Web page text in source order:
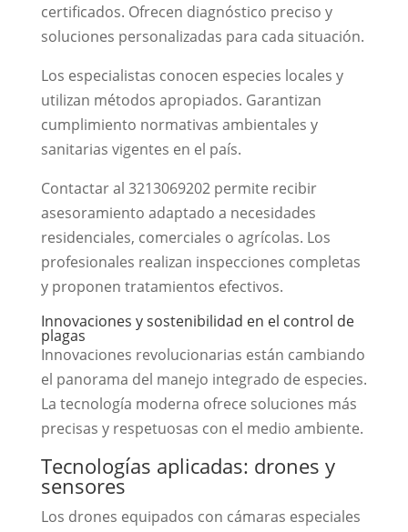
certificados. Ofrecen diagnóstico preciso y
soluciones personalizadas para cada situación.
Los especialistas conocen especies locales y
utilizan métodos apropiados. Garantizan
cumplimiento normativas ambientales y
sanitarias vigentes en el país.
Contactar al 3213069202 permite recibir
asesoramiento adaptado a necesidades
residenciales, comerciales o agrícolas. Los
profesionales realizan inspecciones completas
y proponen tratamientos efectivos.
Innovaciones y sostenibilidad en el control de
plagas
Innovaciones revolucionarias están cambiando
el panorama del manejo integrado de especies.
La tecnología moderna ofrece soluciones más
precisas y respetuosas con el medio ambiente.
Tecnologías aplicadas: drones y
sensores
Los drones equipados con cámaras especiales